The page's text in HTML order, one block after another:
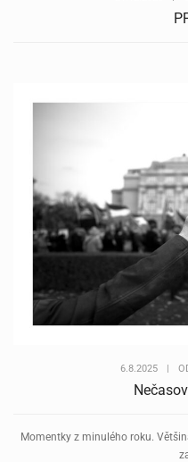
6.8.2025 |
Momentky z minulého roku.